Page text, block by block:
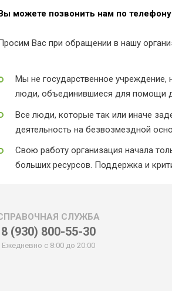
можете позвонить нам по телефону
Вас при обращении в нашу
Мы не государственное
люди, объединившиеся для помощи
Все люди, которые так или иначе
деятельность на безвозмездной
Свою работу организация начала
больших ресурсов. Поддержка и
СЛУЖБА
8 (930) 800-55-30
Ежедневно с 8:00 до 20:00